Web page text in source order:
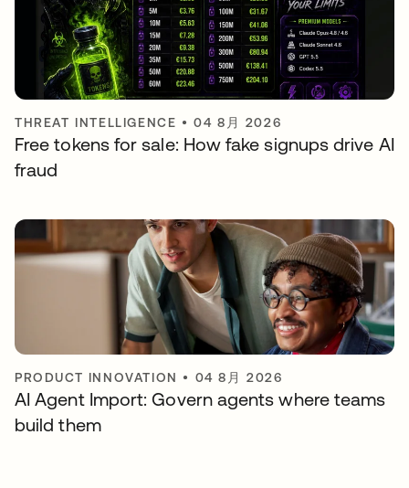
THREAT INTELLIGENCE •04 8月 2026
Free tokens for sale: How fake signups drive AI
fraud
PRODUCT INNOVATION • 04 8月 2026
AI Agent Import: Govern agents where teams
build them